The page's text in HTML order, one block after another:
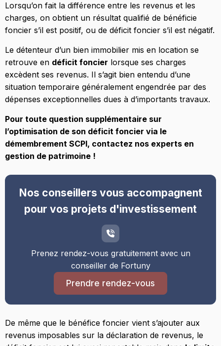
Lorsqu’on fait la différence entre les revenus et les
charges, on obtient un résultat qualifié de bénéficie
foncier s’il est positif, ou de déficit foncier s’il est négatif.
Le détenteur d’un bien immobilier mis en location se
retrouve en déficit foncier lorsque ses charges
excèdent ses revenus. Il s’agit bien entendu d’une
situation temporaire généralement engendrée par des
dépenses exceptionnelles dues à d’importants travaux.
Pour toute question supplémentaire sur
l’optimisation de son déficit foncier via le
démembrement SCPI, contactez nos experts en
gestion de patrimoine !
Nos conseillers vous accompagnent
pour vos projets d'investissement
Prenez rendez-vous gratuitement avec un
conseiller de Fortuny
Prendre rendez-vous
De même que le bénéfice foncier vient s’ajouter aux
revenus imposables sur la déclaration de revenus, le